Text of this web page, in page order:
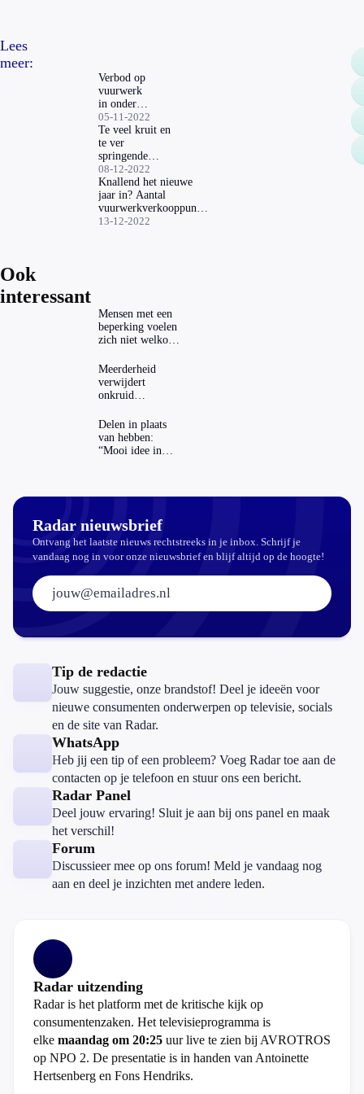
Lees
meer:
Verbod op
vuurwerk
in onder
andere
Amsterdam
en
Rotterdam
tijdens Oud
en Nieuw
05-11-2022
Te veel kruit en
te ver
springende
vonken: dit is
waarom een
vijfde van
kindervuurwerk
is afgekeurd
08-12-2022
Knallend het nieuwe
jaar in? Aantal
vuurwerkverkooppunten
daalt
13-12-2022
Ook
interessant
Mensen met een
beperking voelen
zich niet welkom
Meerderheid
verwijdert
onkruid
‘Kwestie van
bijhouden’
Delen in plaats
van hebben:
“Mooi idee in
Radar nieuwsbrief
Ontvang het laatste nieuws rechtstreeks in je inbox. Schrijf je
vandaag nog in voor onze nieuwsbrief en blijf altijd op de hoogte!
E-mailadres:
Tip de redactie
Jouw suggestie, onze brandstof! Deel je ideeën voor
nieuwe consumenten onderwerpen op televisie, socials
en de site van Radar.
WhatsApp
Heb jij een tip of een probleem? Voeg Radar toe aan de
contacten op je telefoon en stuur ons een bericht.
Radar Panel
Deel jouw ervaring! Sluit je aan bij ons panel en maak
het verschil!
Forum
Discussieer mee op ons forum! Meld je vandaag nog
aan en deel je inzichten met andere leden.
Radar uitzending
Radar is het platform met de kritische kijk op
consumentenzaken. Het televisieprogramma is
elke maandag om 20:25 uur live te zien bij AVROTROS
op NPO 2. De presentatie is in handen van Antoinette
Hertsenberg en Fons Hendriks.